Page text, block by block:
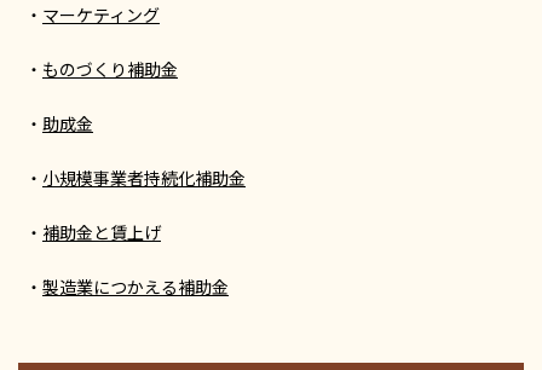
マーケティング
ものづくり補助金
助成金
小規模事業者持続化補助金
補助金と賃上げ
製造業につかえる補助金